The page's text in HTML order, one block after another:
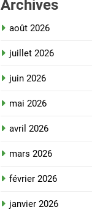
Archives
août 2026
juillet 2026
juin 2026
mai 2026
avril 2026
mars 2026
février 2026
janvier 2026